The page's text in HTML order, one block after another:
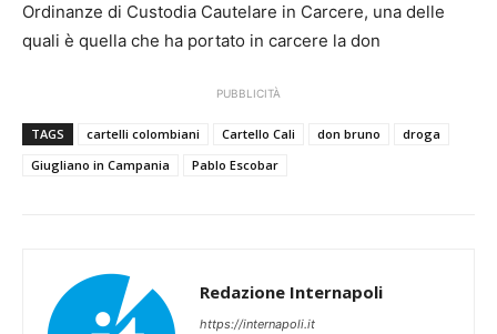
Ordinanze di Custodia Cautelare in Carcere, una delle
quali è quella che ha portato in carcere la don
PUBBLICITÀ
TAGS cartelli colombiani Cartello Cali don bruno
droga
Giugliano in Campania
Pablo Escobar
Redazione Internapoli
https://internapoli.it